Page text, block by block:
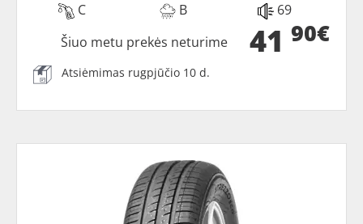
C
B 69
41 90€
Šiuo metu prekės neturime
Atsiėmimas rugpjūčio 10 d.